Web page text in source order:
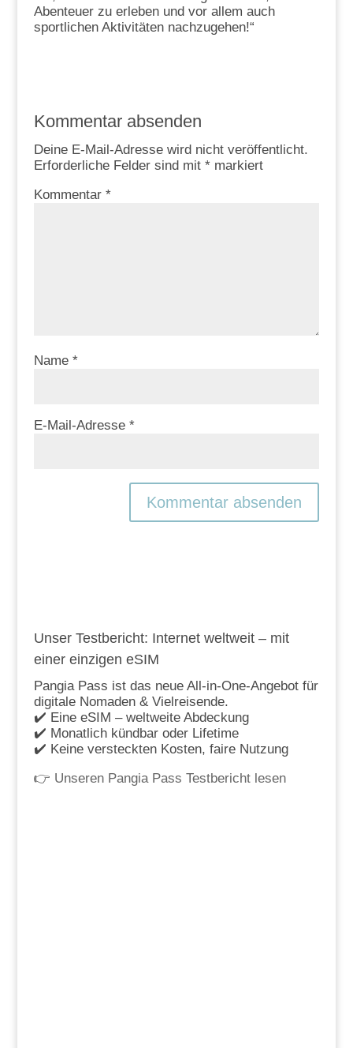
Abenteuer zu erleben und vor allem auch
sportlichen Aktivitäten nachzugehen!“
Kommentar absenden
Deine E-Mail-Adresse wird nicht veröffentlicht.
Erforderliche Felder sind mit *markiert
Kommentar *
Name *
E-Mail-Adresse *
Unser Testbericht: Internet weltweit – mit
einer einzigen eSIM
Pangia Pass ist das neue All-in-One-Angebot für
digitale Nomaden & Vielreisende.
✔️ Eine eSIM – weltweite Abdeckung
✔️ Monatlich kündbar oder Lifetime
✔️ Keine versteckten Kosten, faire Nutzung
👉 Unseren Pangia Pass Testbericht lesen